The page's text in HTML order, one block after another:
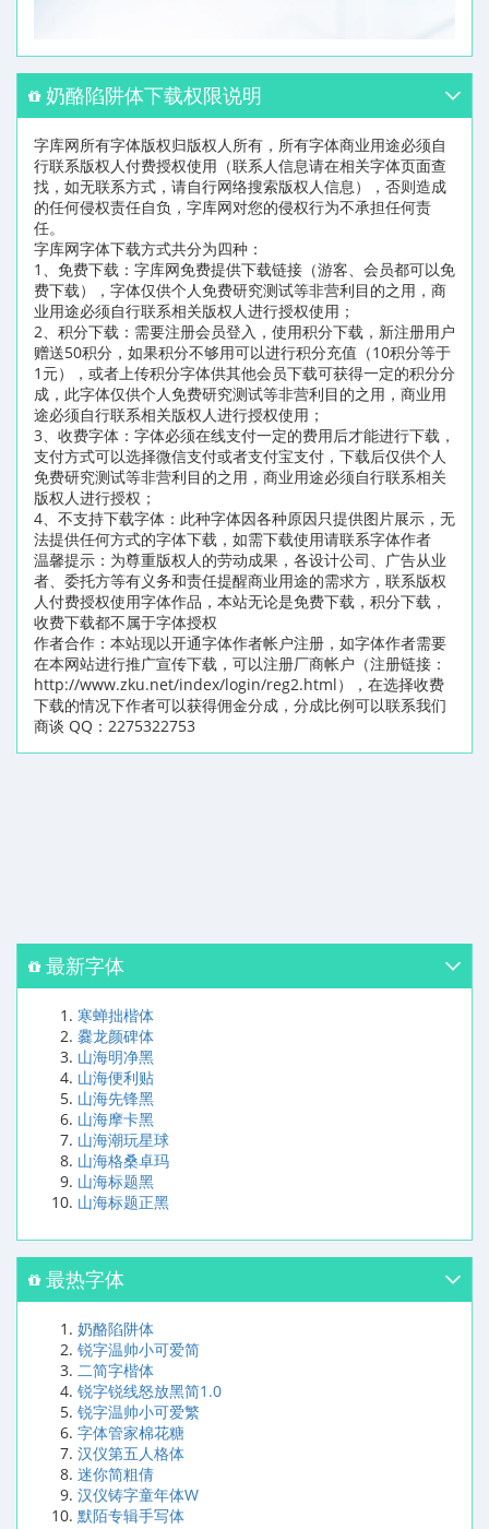
奶酪陷阱体下载权限说明
字库网所有字体版权归版权人所有，所有字体商业用途必须自
行联系版权人付费授权使用（联系人信息请在相关字体页面查
找，如无联系方式，请自行网络搜索版权人信息），否则造成
的任何侵权责任自负，字库网对您的侵权行为不承担任何责
任。
字库网字体下载方式共分为四种：
1、免费下载：字库网免费提供下载链接（游客、会员都可以免
费下载），字体仅供个人免费研究测试等非营利目的之用，商
业用途必须自行联系相关版权人进行授权使用；
2、积分下载：需要注册会员登入，使用积分下载，新注册用户
赠送50积分，如果积分不够用可以进行积分充值（10积分等于
1元），或者上传积分字体供其他会员下载可获得一定的积分分
成，此字体仅供个人免费研究测试等非营利目的之用，商业用
途必须自行联系相关版权人进行授权使用；
3、收费字体：字体必须在线支付一定的费用后才能进行下载，
支付方式可以选择微信支付或者支付宝支付，下载后仅供个人
免费研究测试等非营利目的之用，商业用途必须自行联系相关
版权人进行授权；
4、不支持下载字体：此种字体因各种原因只提供图片展示，无
法提供任何方式的字体下载，如需下载使用请联系字体作者
温馨提示：为尊重版权人的劳动成果，各设计公司、广告从业
者、委托方等有义务和责任提醒商业用途的需求方，联系版权
人付费授权使用字体作品，本站无论是免费下载，积分下载，
收费下载都不属于字体授权
作者合作：本站现以开通字体作者帐户注册，如字体作者需要
在本网站进行推广宣传下载，可以注册厂商帐户（注册链接：
http://www.zku.net/index/login/reg2.html），在选择收费
下载的情况下作者可以获得佣金分成，分成比例可以联系我们
商谈 QQ：2275322753
最新字体
寒蝉拙楷体
爨龙颜碑体
山海明净黑
山海便利贴
山海先锋黑
山海摩卡黑
山海潮玩星球
山海格桑卓玛
山海标题黑
山海标题正黑
最热字体
奶酪陷阱体
锐字温帅小可爱简
二简字楷体
锐字锐线怒放黑简1.0
锐字温帅小可爱繁
字体管家棉花糖
汉仪第五人格体
迷你简粗倩
汉仪铸字童年体W
默陌专辑手写体